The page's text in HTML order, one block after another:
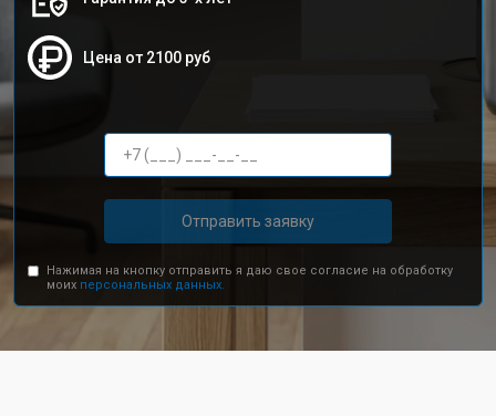
Цена от 2100 руб
Отправить заявку
Нажимая на кнопку отправить я даю свое согласие на обработку
моих персональных данных.